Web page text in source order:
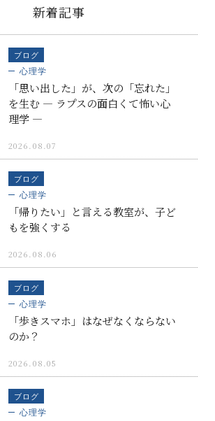
新着記事
ブログ
心理学
「思い出した」が、次の「忘れた」
を生む ― ラプスの面白くて怖い心
理学 ―
2026.08.07
ブログ
心理学
「帰りたい」と言える教室が、子ど
もを強くする
2026.08.06
ブログ
心理学
「歩きスマホ」はなぜなくならない
のか？
2026.08.05
ブログ
心理学